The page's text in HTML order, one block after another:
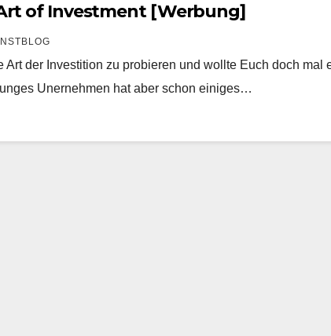
of Investment [Werbung]
Art der Investition zu probieren und wollte Euch doch mal
Unernehmen hat aber schon einiges…